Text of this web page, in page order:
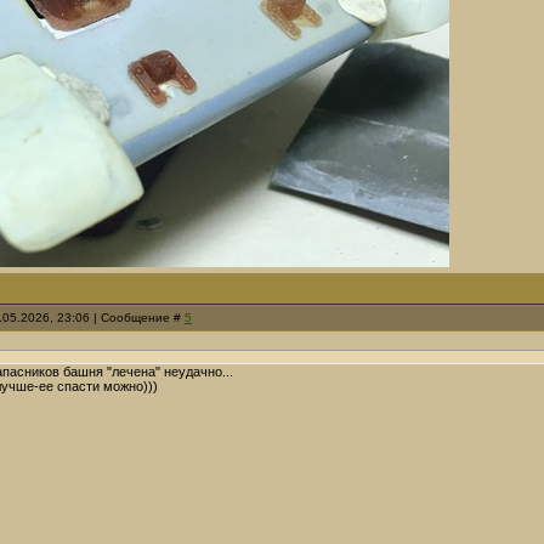
23:06 | Сообщение # 5
башня "лечена" неудачно...
ее спасти можно)))